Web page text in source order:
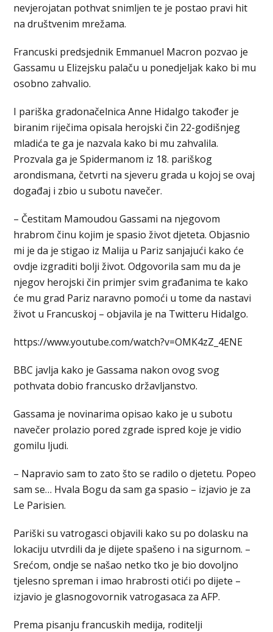
nevjerojatan pothvat snimljen te je postao pravi hit
na društvenim mrežama.
Francuski predsjednik Emmanuel Macron pozvao je
Gassamu u Elizejsku palaču u ponedjeljak kako bi mu
osobno zahvalio.
I pariška gradonačelnica Anne Hidalgo također je
biranim riječima opisala herojski čin 22-godišnjeg
mladića te ga je nazvala kako bi mu zahvalila.
Prozvala ga je Spidermanom iz 18. pariškog
arondismana, četvrti na sjeveru grada u kojoj se ovaj
događaj i zbio u subotu navečer.
– Čestitam Mamoudou Gassami na njegovom
hrabrom činu kojim je spasio život djeteta. Objasnio
mi je da je stigao iz Malija u Pariz sanjajući kako će
ovdje izgraditi bolji život. Odgovorila sam mu da je
njegov herojski čin primjer svim građanima te kako
će mu grad Pariz naravno pomoći u tome da nastavi
život u Francuskoj – objavila je na Twitteru Hidalgo.
https://www.youtube.com/watch?v=OMK4zZ_4ENE
BBC javlja kako je Gassama nakon ovog svog
pothvata dobio francusko državljanstvo.
Gassama je novinarima opisao kako je u subotu
navečer prolazio pored zgrade ispred koje je vidio
gomilu ljudi.
– Napravio sam to zato što se radilo o djetetu. Popeo
sam se… Hvala Bogu da sam ga spasio – izjavio je za
Le Parisien.
Pariški su vatrogasci objavili kako su po dolasku na
lokaciju utvrdili da je dijete spašeno i na sigurnom. –
Srećom, ondje se našao netko tko je bio dovoljno
tjelesno spreman i imao hrabrosti otići po dijete –
izjavio je glasnogovornik vatrogasaca za AFP.
Prema pisanju francuskih medija, roditelji